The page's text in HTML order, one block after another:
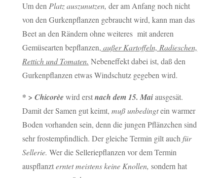
Um den Platz auszunutzen, der am Anfang noch nicht
von den Gurkenpflanzen gebraucht wird, kann man das
Beet an den Rändern ohne weiteres mit anderen
Gemüsearten bepflanzen, außer Kartoffeln, Radieschen,
Rettich und Tomaten. Nebeneffekt dabei ist, daß den
Gurkenpflanzen etwas Windschutz gegeben wird.
* > Chicorèewird erstnach dem 15. Maiausgesät.
Damit der Samen gut keimt, muß unbedingtein warmer
Boden vorhanden sein, denn die jungen Pflänzchen sind
sehr frostempfindlich. Der gleiche Termin gilt auch für
Sellerie. Wer die Selleriepflanzen vor dem Termin
auspflanzterntet meistens keine Knollen, sondern hat